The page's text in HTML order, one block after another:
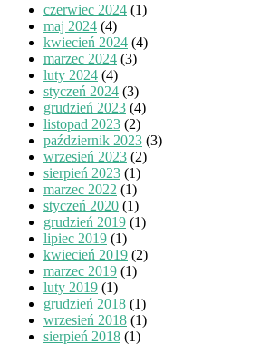
czerwiec 2024 (1)
maj 2024 (4)
kwiecień 2024 (4)
marzec 2024 (3)
luty 2024 (4)
styczeń 2024 (3)
grudzień 2023 (4)
listopad 2023 (2)
październik 2023 (3)
wrzesień 2023 (2)
sierpień 2023 (1)
marzec 2022 (1)
styczeń 2020 (1)
grudzień 2019 (1)
lipiec 2019 (1)
kwiecień 2019 (2)
marzec 2019 (1)
luty 2019 (1)
grudzień 2018 (1)
wrzesień 2018 (1)
sierpień 2018 (1)